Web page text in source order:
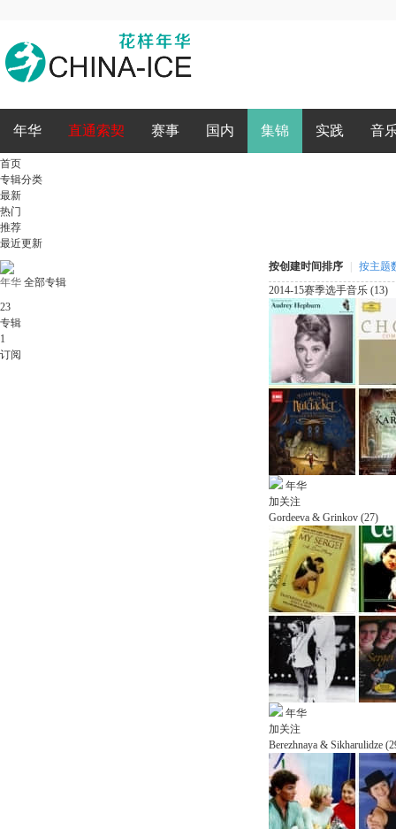
年华 直通索契 赛事 国内 集锦 实践 音
首页
专辑分类
最新
热门
推荐
最近更新
年华 全部专辑
23
专辑
1
订阅
按创建时间排序
按主题
2014-15赛季选手音乐 (13)
年华
加关注
Gordeeva & Grinkov (27)
年华
加关注
Berezhnaya & Sikharulidze